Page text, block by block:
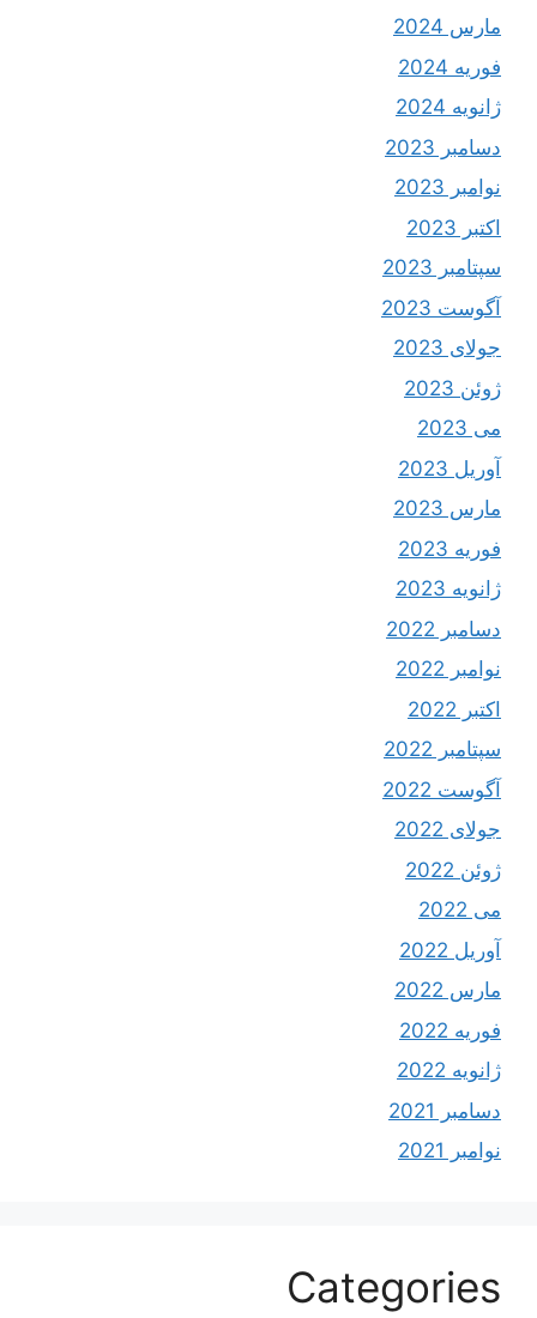
مارس 2024
فوریه 2024
ژانویه 2024
دسامبر 2023
نوامبر 2023
اکتبر 2023
سپتامبر 2023
آگوست 2023
جولای 2023
ژوئن 2023
می 2023
آوریل 2023
مارس 2023
فوریه 2023
ژانویه 2023
دسامبر 2022
نوامبر 2022
اکتبر 2022
سپتامبر 2022
آگوست 2022
جولای 2022
ژوئن 2022
می 2022
آوریل 2022
مارس 2022
فوریه 2022
ژانویه 2022
دسامبر 2021
نوامبر 2021
Categories